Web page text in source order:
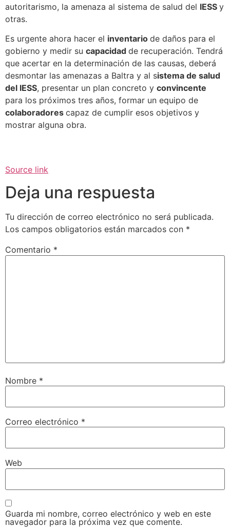
autoritarismo, la amenaza al sistema de salud del IESS y
otras.
Es urgente ahora hacer el inventario de daños para el
gobierno y medir su capacidad de recuperación. Tendrá
que acertar en la determinación de las causas, deberá
desmontar las amenazas a Baltra y al sistema de salud
del IESS, presentar un plan concreto y convincente
para los próximos tres años, formar un equipo de
colaboradores capaz de cumplir esos objetivos y
mostrar alguna obra.
Source link
Deja una respuesta
Tu dirección de correo electrónico no será publicada.
Los campos obligatorios están marcados con *
Comentario *
Nombre *
Correo electrónico *
Web
Guarda mi nombre, correo electrónico y web en este
navegador para la próxima vez que comente.